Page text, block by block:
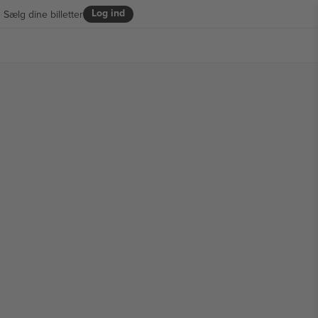
Log ind
Sælg dine billetter